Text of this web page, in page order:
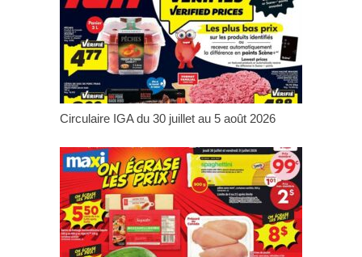
Circulaire IGA du 30 juillet au 5 août 2026